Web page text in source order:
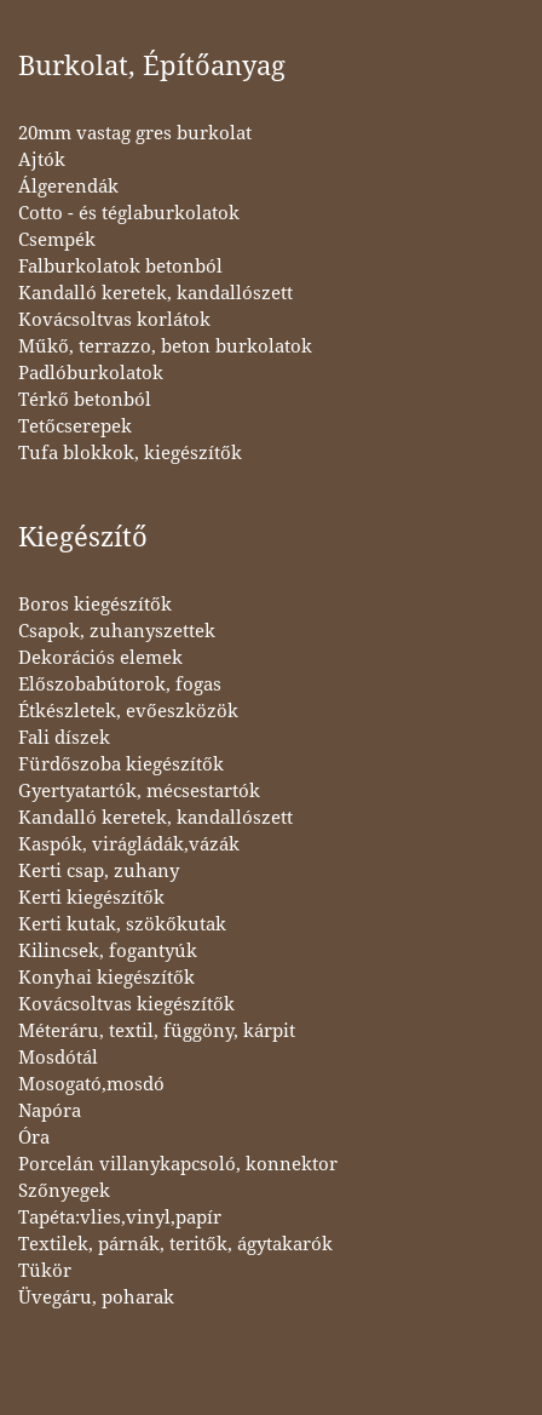
Burkolat, Építőanyag
20mm vastag gres burkolat
Ajtók
Álgerendák
Cotto - és téglaburkolatok
Csempék
Falburkolatok betonból
Kandalló keretek, kandallószett
Kovácsoltvas korlátok
Műkő, terrazzo, beton burkolatok
Padlóburkolatok
Térkő betonból
Tetőcserepek
Tufa blokkok, kiegészítők
Kiegészítő
Boros kiegészítők
Csapok, zuhanyszettek
Dekorációs elemek
Előszobabútorok, fogas
Étkészletek, evőeszközök
Fali díszek
Fürdőszoba kiegészítők
Gyertyatartók, mécsestartók
Kandalló keretek, kandallószett
Kaspók, virágládák,vázák
Kerti csap, zuhany
Kerti kiegészítők
Kerti kutak, szökőkutak
Kilincsek, fogantyúk
Konyhai kiegészítők
Kovácsoltvas kiegészítők
Méteráru, textil, függöny, kárpit
Mosdótál
Mosogató,mosdó
Napóra
Óra
Porcelán villanykapcsoló, konnektor
Szőnyegek
Tapéta:vlies,vinyl,papír
Textilek, párnák, teritők, ágytakarók
Tükör
Üvegáru, poharak